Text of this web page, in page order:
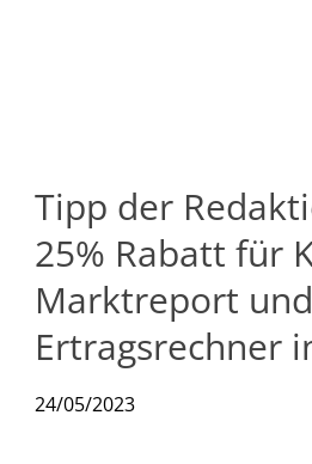
Tipp der
25% Rabatt für
Marktreport
Ertragsrechner
24/05/2023